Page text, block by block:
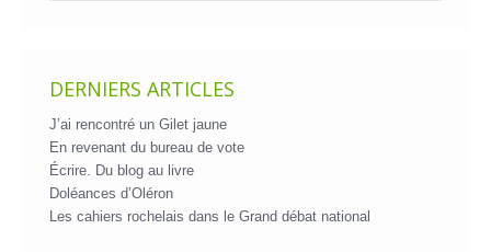
DERNIERS ARTICLES
J’ai rencontré un Gilet jaune
En revenant du bureau de vote
Écrire. Du blog au livre
Doléances d’Oléron
Les cahiers rochelais dans le Grand débat national